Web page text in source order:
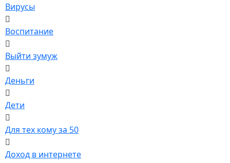
Вирусы
Воспитание
Выйти зумуж
Деньги
Дети
Для тех кому за 50
Доход в интернете